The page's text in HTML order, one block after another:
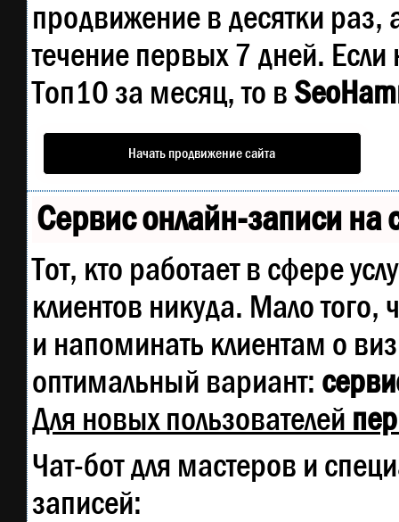
продвижение в десятки раз,
течение первых 7 дней.
Топ10 за месяц, то в
Начать продвижение сайта
Сервис онлайн-записи на
Тот, кто работает в сфере
клиентов никуда. Мало того,
и напоминать клиентам о
оптимальный вариант:
Для новых пользователей
Чат-бот для мастеров и
записей: